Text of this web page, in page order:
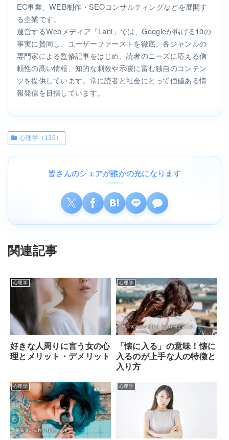
EC事業、WEB制作・SEOコンサルティングなどを展開す
る企業です。
運営するWebメディア「Lani」では、Googleが掲げる10の
事実に賛同し、ユーザーファーストを徹底。各ジャンルの
専門家による監修記事をはじめ、読者のニーズに応える信
頼性の高い情報、知的な刺激や示唆に富む独自のコンテン
ツを提供しています。常に読者と社会にとって価値ある情
報発信を目指しています。
心理学（135）
皆さんのシェアが誰かの光になります
関連記事
心理学
好きな人周りに言う女の心
理とメリット・デメリット
心理学
「懐に入る」の意味！懐に
入るのが上手な人の特徴と
入り方
心理学 心理学